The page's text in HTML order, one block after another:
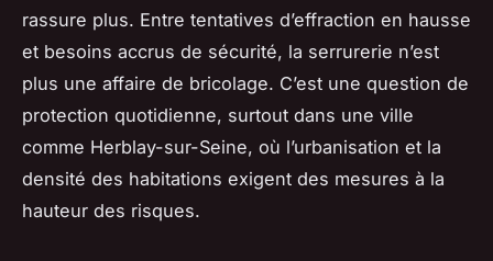
rassure plus. Entre tentatives d’effraction en hausse
et besoins accrus de sécurité, la serrurerie n’est
plus une affaire de bricolage. C’est une question de
protection quotidienne, surtout dans une ville
comme Herblay-sur-Seine, où l’urbanisation et la
densité des habitations exigent des mesures à la
hauteur des risques.